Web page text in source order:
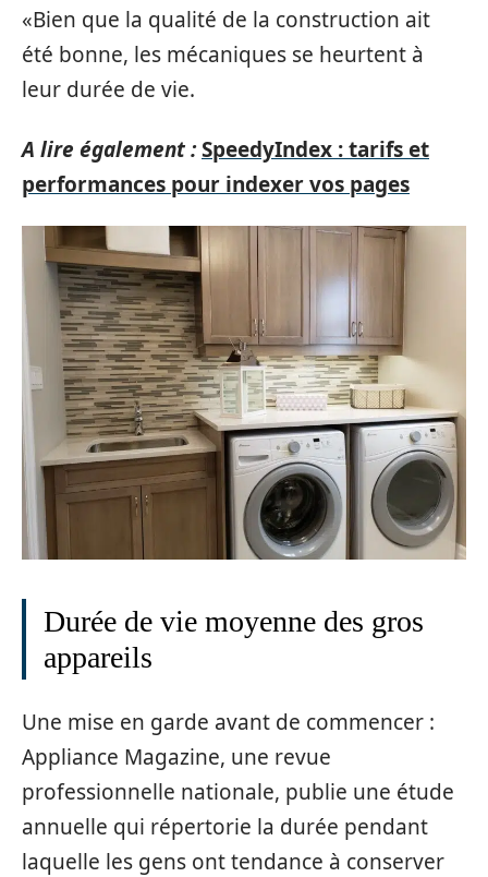
«Bien que la qualité de la construction ait
été bonne, les mécaniques se heurtent à
leur durée de vie.
A lire également :SpeedyIndex : tarifs et
performances pour indexer vos pages
Durée de vie moyenne des gros
appareils
Une mise en garde avant de commencer :
Appliance Magazine, une revue
professionnelle nationale, publie une étude
annuelle qui répertorie la durée pendant
laquelle les gens ont tendance à conserver